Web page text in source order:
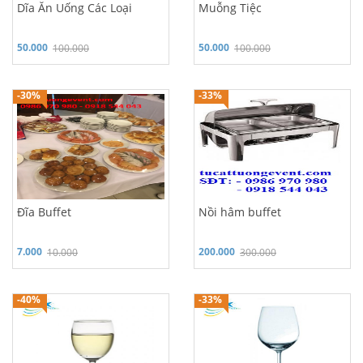
Dĩa Ăn Uống Các Loại
100.000
50.000
Muỗng Tiệc
100.000
50.000
Hỗ trợ 24/7: 0986 970 980
-30%
Đĩa Buffet
10.000
7.000
Hỗ trợ 24/7: 0986 970 980
-33%
Nồi hâm buffet
300.000
200.000
Hỗ trợ 24/7: 0986 970 980
-40% Hỗ trợ 24/7: 0986 970 980
-33%